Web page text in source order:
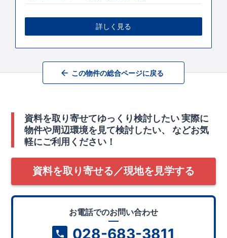
詳しく見る
この物件の総合ページに戻る
資料を取り寄せてゆっくり検討したい実際に
物件や周辺環境を見て検討したい、
などお気
軽にご利用ください！
資料を取り寄せる／現地を見学する
お電話でのお問い合わせ
028-683-3811